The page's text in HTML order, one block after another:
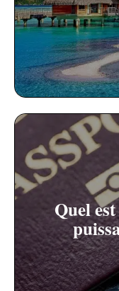
Quel